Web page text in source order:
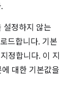
설정하지 않는
드합니다. 기본
정합니다. 이 지
대한 기본값을